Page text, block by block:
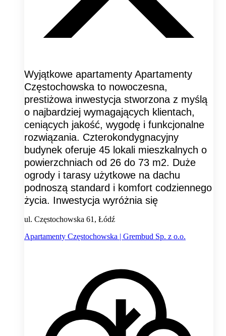
Wyjątkowe apartamenty Apartamenty
Częstochowska to nowoczesna,
prestiżowa inwestycja stworzona z myślą
o najbardziej wymagających klientach,
ceniących jakość, wygodę i funkcjonalne
rozwiązania. Czterokondygnacyjny
budynek oferuje 45 lokali mieszkalnych o
powierzchniach od 26 do 73 m2. Duże
ogrody i tarasy użytkowe na dachu
podnoszą standard i komfort codziennego
życia. Inwestycja wyróżnia się
ul. Częstochowska 61, Łódź
Apartamenty Częstochowska | Grembud Sp. z o.o.